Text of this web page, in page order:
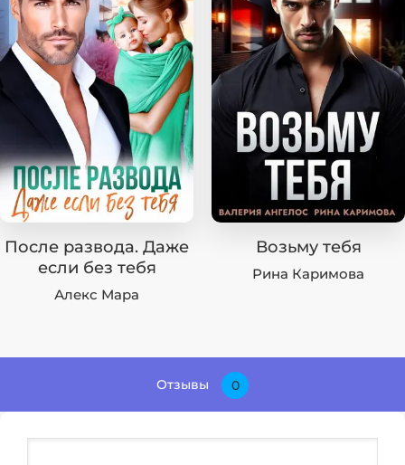
После развода. Даже
если без тебя
Алекс Мара
Возьму тебя
Рина Каримова
Отзывы 0